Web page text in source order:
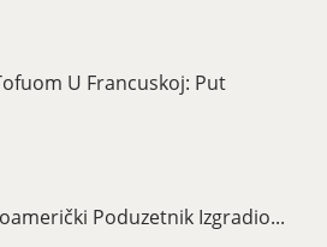
U Francuskoj: Put
Poduzetnik Izgradio...